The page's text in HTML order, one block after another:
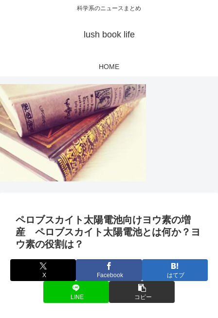
科学系のニュースまとめ
lush book life
HOME
ペロブスカイト太陽電池向けヨウ素の増
産 ペロブスカイト太陽電池とは何か？ヨ
ウ素の役割は？
X Facebook はてブ
LINE コピー